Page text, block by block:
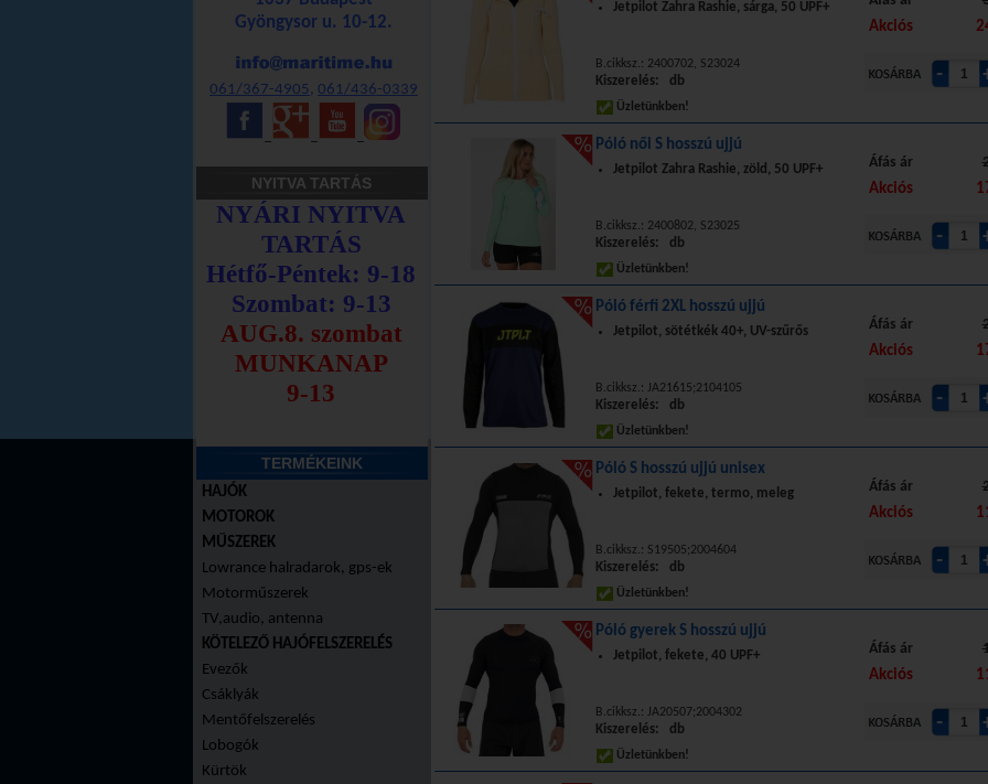
Gyöngysor u. 10-12.
061/367-4905, 061/436-0339
NYITVA TARTÁS
TERMÉKEINK
HAJÓK
MOTOROK
MŰSZEREK
Lowrance halradarok, gps-ek
Motorműszerek
TV,audio, antenna
KÖTELEZŐ HAJÓFELSZERELÉS
Evezők
Csáklyák
Mentőfelszerelés
Lobogók
Kürtök
Akciós
Jetpilot Zahra Rashie, sárga, 50 UPF+
B.cikksz.: 2400702, S23024
Kiszerelés: db
Üzletünkben!
Póló női S hosszú ujjú
Áfás ár
Akciós
Jetpilot Zahra Rashie, zöld, 50 UPF+
B.cikksz.: 2400802, S23025
Kiszerelés: db
Üzletünkben!
Póló férfi 2XL hosszú ujjú
Áfás ár
Akciós
Jetpilot, sötétkék 40+, UV-szűrős
B.cikksz.: JA21615;2104105
Kiszerelés: db
Üzletünkben!
Póló S hosszú ujjú unisex
Áfás ár
Akciós
Jetpilot, fekete, termo, meleg
B.cikksz.: S19505;2004604
Kiszerelés: db
Üzletünkben!
Póló gyerek S hosszú ujjú
Áfás ár
Akciós
Jetpilot, fekete, 40 UPF+
B.cikksz.: JA20507;2004302
Kiszerelés: db
Üzletünkben!